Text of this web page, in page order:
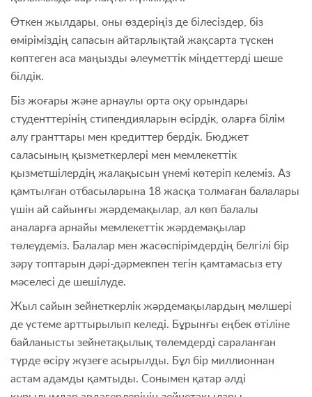
Өткен жылдары, оны өздеріңіз де білесіздер, біз
өміріміздің сапасын айтарлықтай жақсарта түскен
көптеген аса маңызды әлеуметтік міндеттерді шеше
білдік.
Біз жоғары және арнаулы орта оқу орындары
студенттерінің стипендияларын өсірдік, оларға білім
алу гранттары мен кредиттер бердік. Бюджет
саласының қызметкерлері мен мемлекеттік
қызметшілердің жалақысын үнемі көтеріп келеміз. Аз
қамтылған отбасыларына 18 жасқа толмаған балалары
үшін ай сайынғы жәрдемақылар, ал көп балалы
аналарға арнайы мемлекеттік жәрдемақылар
төлеудеміз. Балалар мен жасөспірімдердің белгілі бір
зәру топтарын дәрі-дәрмекпен тегін қамтамасыз ету
мәселесі де шешілуде.
Жыл сайын зейнеткерлік жәрдемақылардың мөлшері
де үстеме арттырылып келеді. Бұрынғы еңбек өтіліне
байланысты зейнетақылық төлемдерді сараланған
түрде өсіру жүзеге асырылды. Бұл бір миллионнан
астам адамды қамтыды. Сонымен қатар әлді